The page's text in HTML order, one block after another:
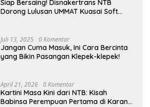
Siap Bersaing! Disnakertrans NTB
Dorong Lulusan UMMAT Kuasai Soft
Juli 13, 2025 0 Komentar
Jangan Cuma Masuk, Ini Cara Bercinta
yang Bikin Pasangan Klepek-klepek!
April 21, 2026 0 Komentar
Kartini Masa Kini dari NTB: Kisah
Babinsa Perempuan Pertama di Karang